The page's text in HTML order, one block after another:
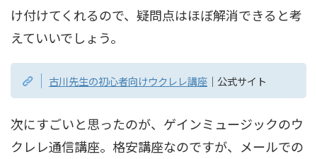
け付けてくれるので、疑問点はほぼ解消できると考
えていいでしょう。
古川先生の初心者向けウクレレ講座｜公式サイト
次にすごいと思ったのが、ゲインミュージックのウ
クレレ通信講座。格安講座なのですが、メールでの